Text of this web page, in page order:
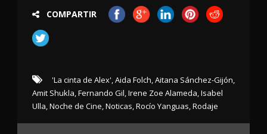
COMPARTIR
'La cinta de Alex',Aida Folch,Aitana Sánchez-Gijón,
Amit Shukla,Fernando Gil,Irene Zoe Alameda,Isabel
Ulla,Noche de Cine,Noticas,Rocío Yanguas,Rodaje